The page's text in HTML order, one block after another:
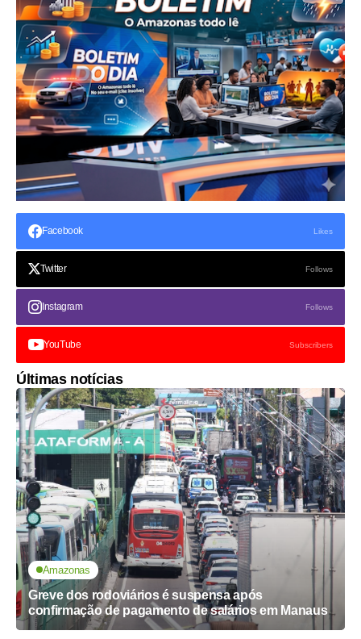
Facebook Likes
Twitter Follows
Instagram Follows
YouTube Subscribers
Últimas notícias
Amazonas
Greve dos rodoviários é suspensa após
confirmação de pagamento de salários em Manaus